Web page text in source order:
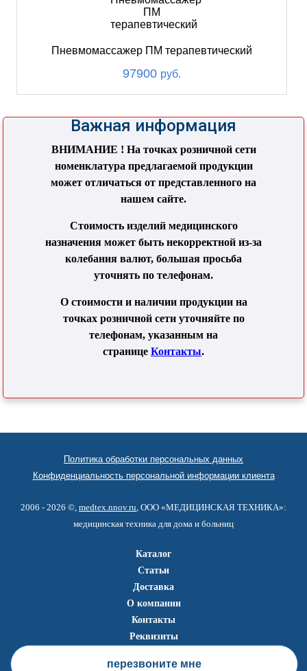
Пневмомассажер ПМ терапевтический
97900 руб.
Важная информация
ВНИМАНИЕ ! На точках розничной сети
номенклатура предлагаемой продукции
может отличаться от представленного на
нашем сайте.
Стоимость изделий медицинского
назначения может быть некорректной из-за
колебания валют, большая просьба
уточнять по телефонам.
О стоимости и наличии продукции на
точках розничной сети уточняйте по
телефонам, указанным на
странице Контакты.
Политика обработки персональных данных
Конфиденциальность персональной информации клиента
2006 - 2026 ©, medtex.nnov.ru , ООО «МЕДИЦИНСКАЯ ТЕХНИКА»:
медицинская техника для дома и больниц
Каталог
Статьи
Доставка
О компании
Контакты
Реквизиты
перезвоните мне